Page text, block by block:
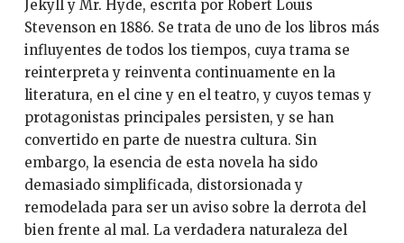
Jekyll y Mr. Hyde, escrita por Robert Louis
Stevenson en 1886. Se trata de uno de los libros más
influyentes de todos los tiempos, cuya trama se
reinterpreta y reinventa continuamente en la
literatura, en el cine y en el teatro, y cuyos temas y
protagonistas principales persisten, y se han
convertido en parte de nuestra cultura. Sin
embargo, la esencia de esta novela ha sido
demasiado simplificada, distorsionada y
remodelada para ser un aviso sobre la derrota del
bien frente al mal. La verdadera naturaleza del